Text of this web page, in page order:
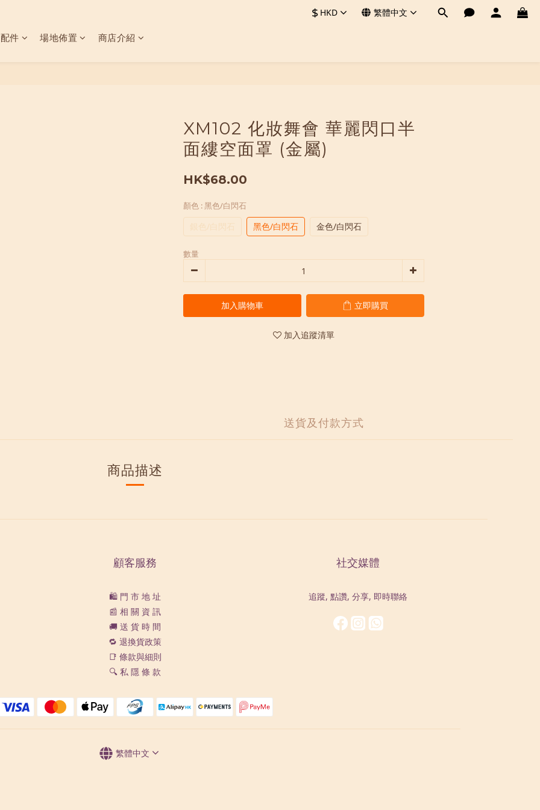
$ HKD 繁體中文
件 場地佈置 商店介紹
XM102 化妝舞會 華麗閃口半
面縷空面罩 (金屬)
HK$68.00
顏色 : 黑色/白閃石
銀色/白閃石 黑色/白閃石 金色/白閃石
數量
加入購物車 立即購買
加入追蹤清單
送貨及付款方式
商品描述
顧客服務
🛍️ 門 市 地 址
📰 相 關 資 訊
🚚 送 貨 時 間
🔁 退換貨政策
📑 條款與細則
🔍 私 隱 條 款
社交媒體
追蹤, 點讚, 分享, 即時聯絡
繁體中文